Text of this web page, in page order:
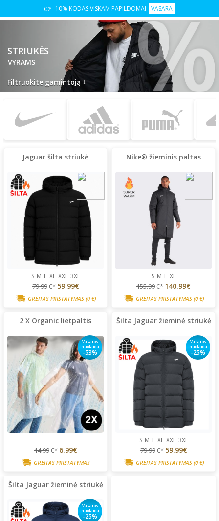
👉 -10% KODAS VISKAM PAPILDOMAI: VASARA
Filtruokite gamintoją ↓
STRIUKĖS
VYRAMS
Jaguar šilta striukė
S M L XL XXL 3XL
79.99€* 59.99€
GREITAS PRISTATYMAS (0 €)
Nike® žieminis paltas
S M L XL
155.99€* 140.99€
GREITAS PRISTATYMAS (0 €)
2 X Organic lietpaltis
Vasaros
nuolaida
-53%
14.99€* 6.99€
GREITAS PRISTATYMAS
Šilta Jaguar žieminė striukė
Vasaros
nuolaida
-25%
S M L XL XXL 3XL
79.99€* 59.99€
GREITAS PRISTATYMAS (0 €)
Šilta Jaguar žieminė striukė
Vasaros
nuolaida
-25%